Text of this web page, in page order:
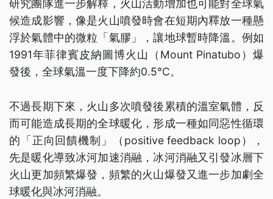
研究團隊進一步解釋，火山活動增加也可能對全球氣
候造成影響，像是火山噴發時會在短期內釋放一種懸
浮於氣體中的微粒「氣膠」，讓地球暫時降溫。例如
1991年菲律賓皮納圖博火山（Mount Pinatubo）爆
發後，全球氣溫一度下降約0.5°C。
不過長期下來，火山多次噴發後累積的溫室氣體，反
而可能造成長期的全球暖化，形成一種如同惡性循環
的「正向回饋機制」（positive feedback loop），
先是暖化導致冰河加速消融，冰河消融又引發冰層下
火山更加頻繁爆發，頻繁的火山爆發又進一步加劇全
球暖化與冰河消融。